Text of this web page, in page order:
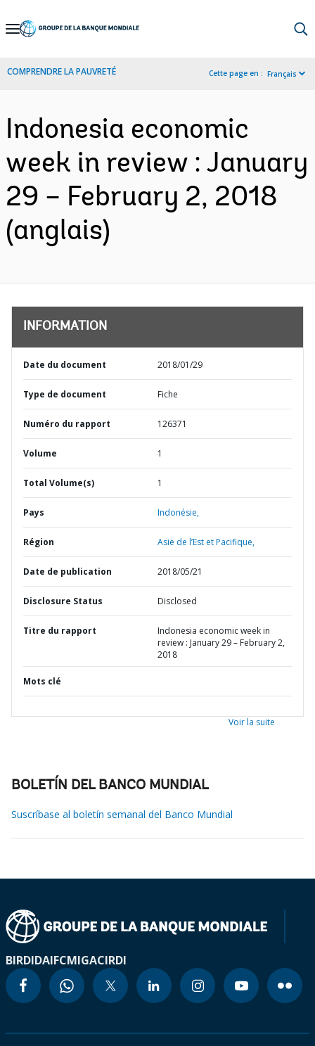
Skip
Navigation
COMPRENDRE LA PAUVRETÉ Cette page en : Français
Indonesia economic
week in review : January
29 – February 2, 2018
(anglais)
INFORMATION
Date du document 2018/01/29
Type de document Fiche
Numéro du rapport 126371
Volume 1
Total Volume(s) 1
Pays Indonésie,
Région Asie de l’Est et Pacifique,
Date de publication 2018/05/21
Disclosure Status Disclosed
Titre du rapport
Indonesia economic week in
review : January 29 – February 2,
2018
Mots clé
Voir la suite
BOLETÍN DEL BANCO MUNDIAL
Suscríbase al boletín semanal del Banco Mundial
BIRDIDAIFCMIGACIRDI